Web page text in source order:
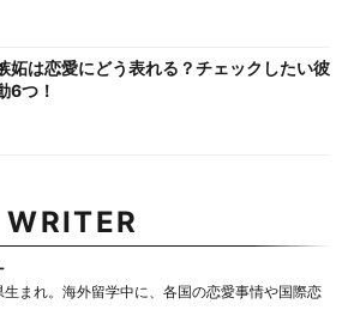
妬は恋愛にどう表れる？チェックしたい彼
6つ！
WRITER
まれ。海外留学中に、各国の恋愛事情や国際恋